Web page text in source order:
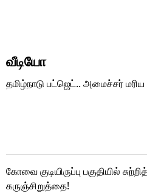
வீடியோ
தமிழ்நாடு பட்ஜெட்.. அமைச்சர்
கோவை குடியிருப்பு பகுதியில் சுற்றித்
கருஞ்சிறுத்தை!